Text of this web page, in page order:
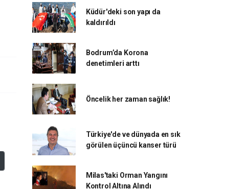
Küdür'deki son yapı da
kaldırıldı
Bodrum’da Korona
denetimleri arttı
Öncelik her zaman sağlık!
Türkiye'de ve dünyada en sık
görülen üçüncü kanser türü
Milas'taki Orman Yangını
Kontrol Altına Alındı